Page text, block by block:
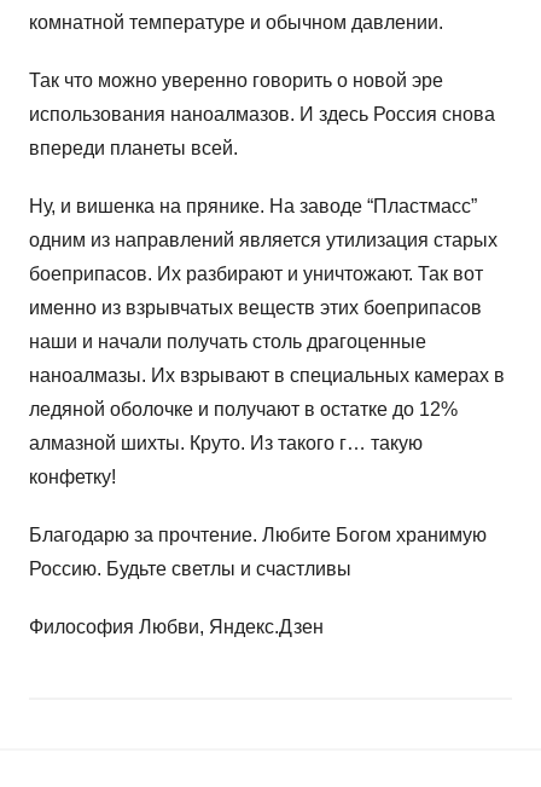
комнатной температуре и обычном давлении.
Так что можно уверенно говорить о новой эре
использования наноалмазов. И здесь Россия снова
впереди планеты всей.
Ну, и вишенка на прянике. На заводе “Пластмасс”
одним из направлений является утилизация старых
боеприпасов. Их разбирают и уничтожают. Так вот
именно из взрывчатых веществ этих боеприпасов
наши и начали получать столь драгоценные
наноалмазы. Их взрывают в специальных камерах в
ледяной оболочке и получают в остатке до 12%
алмазной шихты. Круто. Из такого г… такую
конфетку!
Благодарю за прочтение. Любите Богом хранимую
Россию. Будьте светлы и счастливы
Философия Любви, Яндекс.Дзен